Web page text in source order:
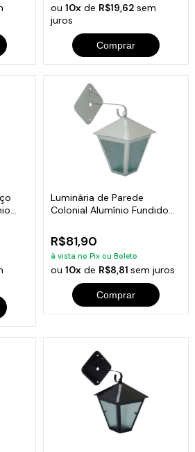
ou 10xde R$19,62 sem
juros
Comprar
Luminária de Parede
Colonial Alumínio Fundido
R$81,90
à vista no Pix ou Boleto
ou 10xde R$8,81 sem juros
Comprar